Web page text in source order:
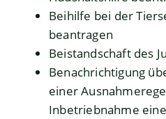
Beihilfe bei der
beantragen
Beistandschaft des
Benachrichtigung
einer
Inbetriebnahme